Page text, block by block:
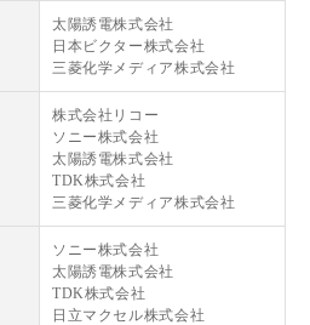
太陽誘電株式会社
日本ビクター株式会社
三菱化学メディア株式会社
株式会社リコー
ソニー株式会社
太陽誘電株式会社
TDK株式会社
三菱化学メディア株式会社
ソニー株式会社
太陽誘電株式会社
TDK株式会社
日立マクセル株式会社